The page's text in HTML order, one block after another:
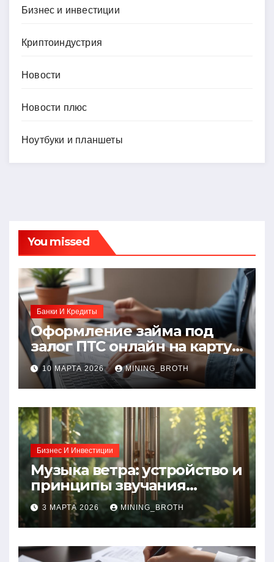
Бизнес и инвестиции
Криптоиндустрия
Новости
Новости плюс
Ноутбуки и планшеты
You missed
Банки И Кредиты
Оформление займа под
залог ПТС онлайн на карту
без визита в офис: порядок,
требования и документы
10 МАРТА 2026 MINING_BROTH
Бизнес И Инвестиции
Музыка ветра: устройство и
принципы звучания
колокольчиков
3 МАРТА 2026 MINING_BROTH